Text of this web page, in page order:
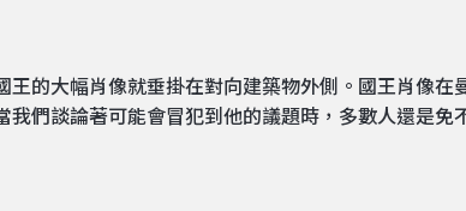
的大幅肖像就垂掛在對向建築物外側。國王肖像在
們談論著可能會冒犯到他的議題時，多數人還是免